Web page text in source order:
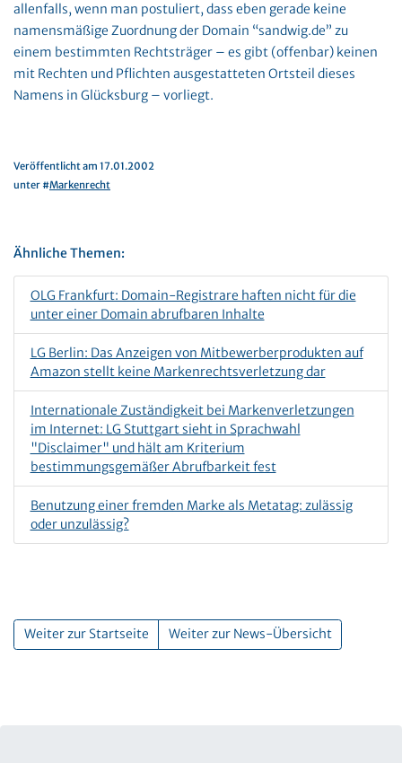
allenfalls, wenn man postuliert, dass eben gerade keine
namensmäßige Zuordnung der Domain “sandwig.de” zu
einem bestimmten Rechtsträger – es gibt (offenbar) keinen
mit Rechten und Pflichten ausgestatteten Ortsteil dieses
Namens in Glücksburg – vorliegt.
Veröffentlicht am 17.01.2002
unter #Markenrecht
Ähnliche Themen:
OLG Frankfurt: Domain-Registrare haften nicht für die
unter einer Domain abrufbaren Inhalte
LG Berlin: Das Anzeigen von Mitbewerberprodukten auf
Amazon stellt keine Markenrechtsverletzung dar
Internationale Zuständigkeit bei Markenverletzungen
im Internet: LG Stuttgart sieht in Sprachwahl
"Disclaimer" und hält am Kriterium
bestimmungsgemäßer Abrufbarkeit fest
Benutzung einer fremden Marke als Metatag: zulässig
oder unzulässig?
Weiter zur Startseite Weiter zur News-Übersicht